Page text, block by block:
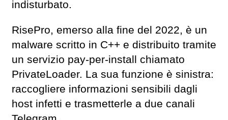
indisturbato.
RisePro, emerso alla fine del 2022, è un
malware scritto in C++ e distribuito tramite
un servizio pay-per-install chiamato
PrivateLoader. La sua funzione è sinistra:
raccogliere informazioni sensibili dagli
host infetti e trasmetterle a due canali